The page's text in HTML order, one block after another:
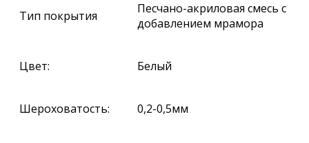
Тип покрытия
Песчано-акриловая смесь с
добавлением мрамора
Цвет: Белый
Шероховатость: 0,2-0,5мм